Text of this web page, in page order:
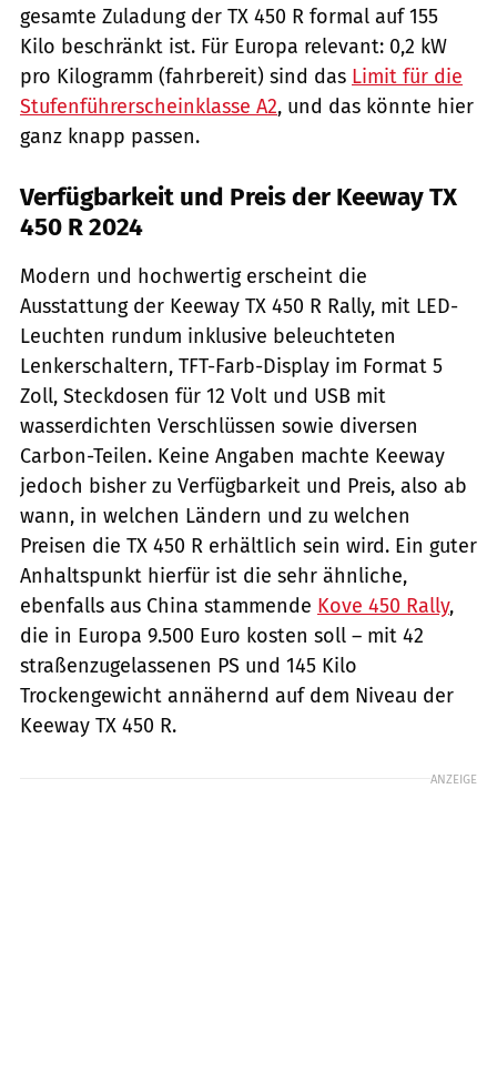
gesamte Zuladung der TX 450 R formal auf 155
Kilo beschränkt ist. Für Europa relevant: 0,2 kW
pro Kilogramm (fahrbereit) sind das Limit für die
Stufenführerscheinklasse A2, und das könnte hier
ganz knapp passen.
Verfügbarkeit und Preis der Keeway TX
450 R 2024
Modern und hochwertig erscheint die
Ausstattung der Keeway TX 450 R Rally, mit LED-
Leuchten rundum inklusive beleuchteten
Lenkerschaltern, TFT-Farb-Display im Format 5
Zoll, Steckdosen für 12 Volt und USB mit
wasserdichten Verschlüssen sowie diversen
Carbon-Teilen. Keine Angaben machte Keeway
jedoch bisher zu Verfügbarkeit und Preis, also ab
wann, in welchen Ländern und zu welchen
Preisen die TX 450 R erhältlich sein wird. Ein guter
Anhaltspunkt hierfür ist die sehr ähnliche,
ebenfalls aus China stammende Kove 450 Rally,
die in Europa 9.500 Euro kosten soll – mit 42
straßenzugelassenen PS und 145 Kilo
Trockengewicht annähernd auf dem Niveau der
Keeway TX 450 R.
ANZEIGE